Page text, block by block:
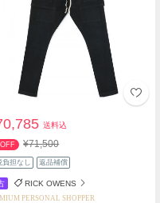
送料込
¥71,500
負担なし 返品補償
RICK OWENS
PERSONAL SHOPPER